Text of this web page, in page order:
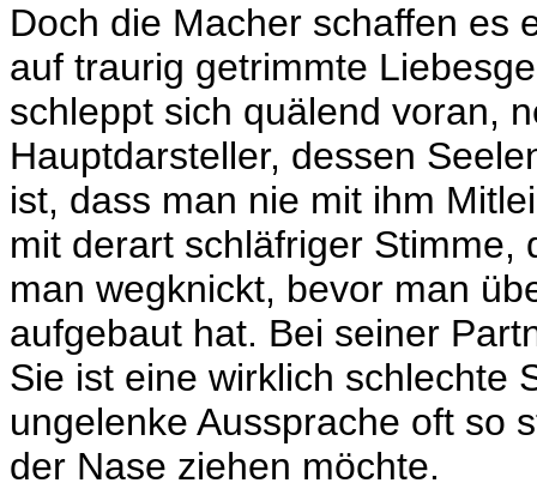
Doch die Macher schaffen es
auf traurig getrimmte
schleppt sich quälend voran,
Hauptdarsteller, dessen
ist, dass man nie mit ihm
mit derart schläfriger Stimme,
man wegknickt, bevor man
aufgebaut hat. Bei seiner
Sie ist eine wirklich schlechte
ungelenke Aussprache oft so
der Nase ziehen möchte.